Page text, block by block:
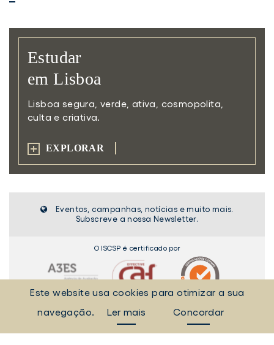
Estudar
em Lisboa
Lisboa segura, verde, ativa,
cosmopolita,
culta e criativa.
EXPLORAR
Eventos, campanhas, notícias e muito mais.
Subscreve a nossa Newsletter.
O ISCSP é certificado por
2026 © INSTITUTO SUPERIOR DE CIÊNCIAS SOCIAIS E POLÍTICAS
RUA ALMERINDO LESSA - 1300-663 LISBOA
Este website usa cookies para otimizar a sua
navegação.
Ler mais Concordar